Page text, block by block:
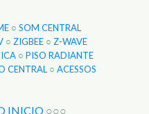
○ SOM CENTRAL
○ ZIGBEE ○ Z-WAVE
○ PISO RADIANTE
CENTRAL ○ ACESSOS
INICIO ○○○